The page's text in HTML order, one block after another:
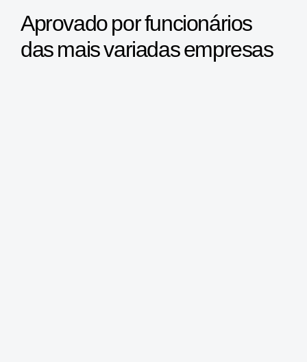
Aprovado por funcionários
das mais variadas empresas